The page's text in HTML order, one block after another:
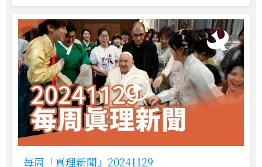
每周「真理新聞」20241129